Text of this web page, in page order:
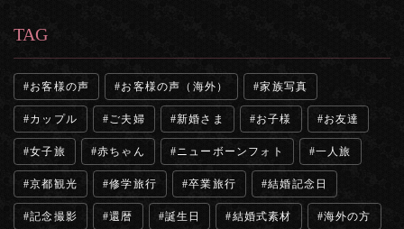
TAG
お客様の声 お客様の声（海外） 家族写真
カップル ご夫婦 新婚さま お子様 お友達
女子旅 赤ちゃん ニューボーンフォト 一人旅
京都観光 修学旅行 卒業旅行 結婚記念日
記念撮影 還暦 誕生日 結婚式素材 海外の方